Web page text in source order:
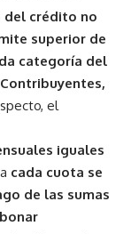
del crédito no
superior de
categoría del
el
iguales
cada cuota se
de las sumas